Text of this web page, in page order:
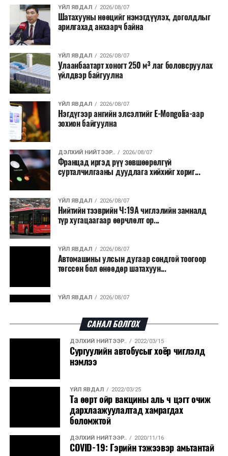
хэлбэрээр хэрэгжүүлэхээр тусгажээ.
Лаг хатаах, шатаах технологи нь бохир ус цэвэрлэх
байгууламжаас гардаг лагийг байгаль орчинд аюулгүй
аргаар боловсруулж, эзлэхүүнийг эрс бууруулах
зориулалттай. Лагийг өндөр температурт шатааснаар
эзлэхүүн нь 90 хүртэл хувиар буурч, бактери, вирус
болон бусад өвчин үүсгэгч бичил биетнийг устгах
боломжтой.
Түүнчлэн шаталтын явцад үүсэх дулааныг цахилгаан
болон дулааны эрчим хүч үйлдвэрлэхэд ашиглаж
болдог. Зарим технологийн хувьд шаталтын дараа
үлдэх үнснээс фосфор зэрэг ашигт эрдсийг сэргээн
авах боломжтой аж.
Япон, Герман, Швейцар, Нидерланд, Өмнөд Солонгос
зэрэг улс лаг хатаах, шатаах технологийг ашиглаж
байна. Тухайлбал, Германд лаг шатаах үйлдвэрээс
гарсан үнснээс фосфор сэргээн авах технологи
ашигладаг бол Нидерландад төвлөрсөн лаг
боловсруулах үйлдвэрүүдээр дулаан, цахилгаан
эрчим хүч үйлдвэрлэдэг.
Ийнхүү лаг хатаах, шатаах технологийг лагийн
үйлдвэрлэх, нөөцийг дахин ашиглах чиглэлээр олон
улсад өргөн ашиглаж байна.
ҮЙЛ ЯВДАЛ 2026/08/07
Шатахууны нөөцийг нэмэгдүүлэх, доголдлыг
арилгахад анхаарч байна
ҮЙЛ ЯВДАЛ 2026/08/07
Улаанбаатарт хоногт 250 м³ лаг боловсруулах
үйлдвэр байгуулна
ҮЙЛ ЯВДАЛ 2026/08/07
Нэгдүгээр ангийн элсэлтийг E-Mongolia-аар
зохион байгуулна
ДЭЛХИЙ НИЙТЭЭР.. 2026/08/07
Францад иргэд рүү зөвшөөрөлгүй
сурталчилгааны дуудлага хийхийг хориг...
ҮЙЛ ЯВДАЛ 2026/08/07
Нийтийн тээврийн Ч:19А чиглэлийн замналд
түр хугацаагаар өөрчлөлт ор...
ҮЙЛ ЯВДАЛ 2026/08/07
Автомашины улсын дугаар сондгой тоогоор
төгссөн бол өнөөдөр шатахуун...
ҮЙЛ ЯВДАЛ 2026/08/07
ДЭЛХИЙ НИЙТЭЭР.. 2026/08/06
“Уралдронзавод” компанийн ерөнхий
захирлын автомашиныг дэлбэлжээ...
ҮЙЛ ЯВДАЛ
Сүхбаатар боомтоор тав хоногт 10 мянга гаруй
тонн АИ-92 автобензин и...
ДЭЛХИЙ НИЙТЭЭР..
Вашингтон мужийн ой хээрийн түймрийг
САНАЛ БОЛГОХ
ДЭЛХИЙ НИЙТЭЭР.. 2022/03/15
Сургуулийн автобусыг хоёр чиглэлд
нэмлээ
ҮЙЛ ЯВДАЛ 2022/03/25
Та өөрт ойр вакцины аль ч цэгт очиж
дархлаажуулалтад хамрагдах
боломжтой
ДЭЛХИЙ НИЙТЭЭР.. 2020/11/16
COVID-19: Гэрийн тэжээвэр амьтантай